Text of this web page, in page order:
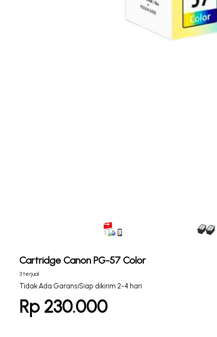
Cartridge Canon PG-57 Color
3 terjual
Tidak Ada GaransiSiap dikirim 2-4 hari
Rp 230.000